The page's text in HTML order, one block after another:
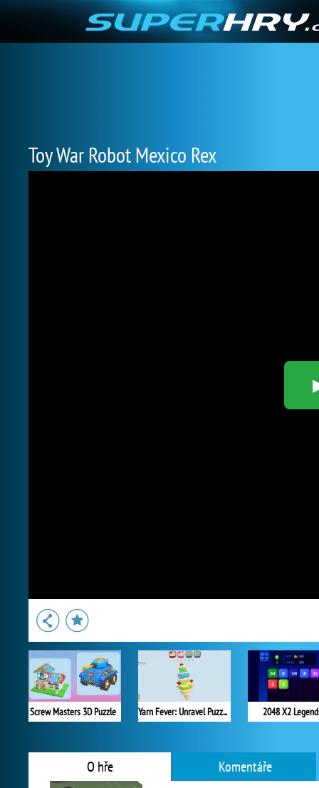
Toy War Robot Mexico Rex
Screw Masters 3D Puzzle Yarn Fever: Unravel Puzzle 2048 X2
O hře Komentáře